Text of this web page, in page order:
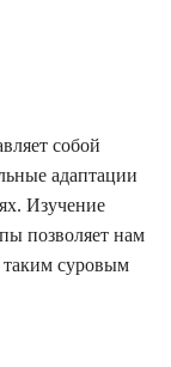
собой
адаптации
Изучение
позволяет нам
таким суровым